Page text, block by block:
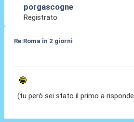
porgascogne
Registrato
Re:Roma in 2 giorni
(tu però sei stato il primo a